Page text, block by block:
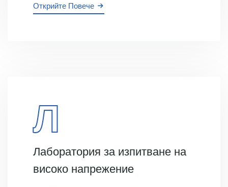
Открийте Повече
Л
Лаборатория за изпитване на
високо напрежение